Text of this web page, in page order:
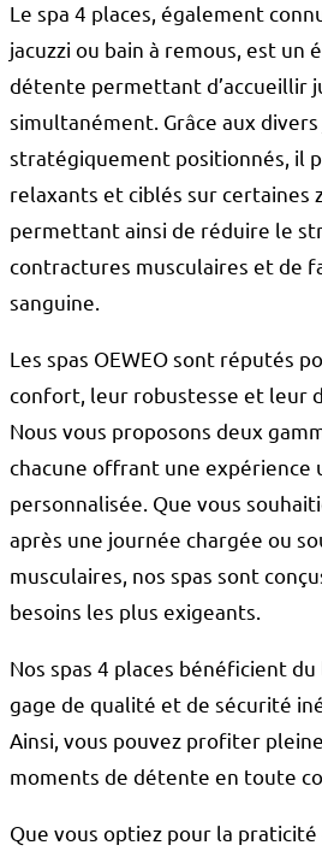
Le spa 4 places, également
jacuzzi ou bain à remous, est un
détente permettant d’accueillir
simultanément. Grâce aux divers
stratégiquement positionnés, il
relaxants et ciblés sur certaines
permettant ainsi de réduire le
contractures musculaires et de
sanguine.
Les spas OEWEO sont réputés
confort, leur robustesse et leur
Nous vous proposons deux
chacune offrant une expérience
personnalisée. Que vous
après une journée chargée ou
musculaires, nos spas sont
besoins les plus exigeants.
Nos spas 4 places bénéficient
gage de qualité et de sécurité
Ainsi, vous pouvez profiter
moments de détente en toute
Que vous optiez pour la praticité